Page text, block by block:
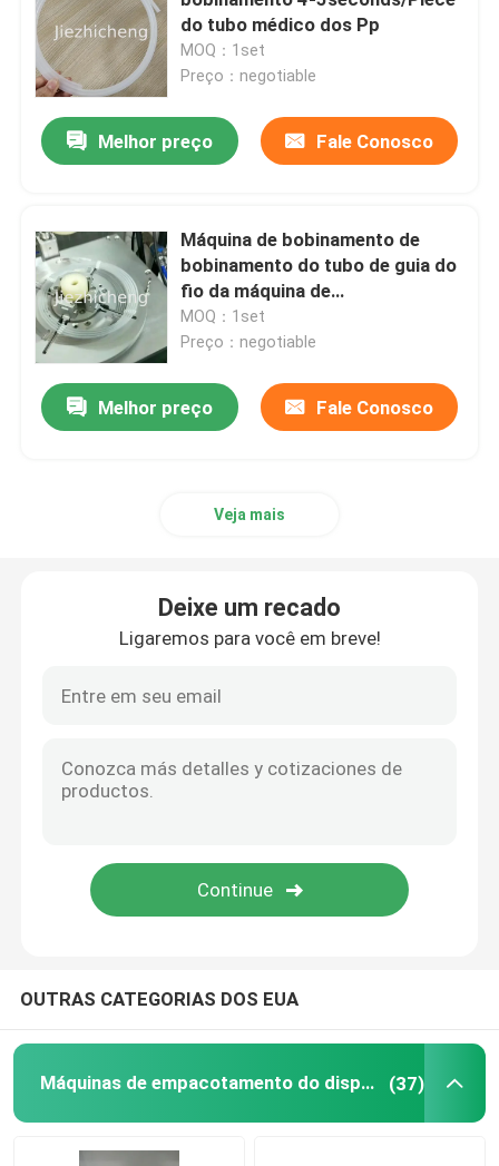
Saco médico que faz a máquina
Produção da membrana
Caixa plástica que faz a máquina
Máquina da fabricação da cânula
Equipamento de fabricação da membrana
Verifique a máquina de montagem de válvula
Máquina de abertura de janela de caixa de paletes de
do tubo médico dos Pp
MOQ：1set
Preço：negotiable
Melhor preço Fale Conosco
Máquina de bobinamento de
bobinamento do tubo de guia do
fio da máquina de
empacotamento do tubo médico
automático
MOQ：1set
Preço：negotiable
Melhor preço Fale Conosco
Veja mais
Deixe um recado
Ligaremos para você em breve!
OUTRAS CATEGORIAS DOS EUA
Máquinas de empacotamento do dispositivo médico (37)